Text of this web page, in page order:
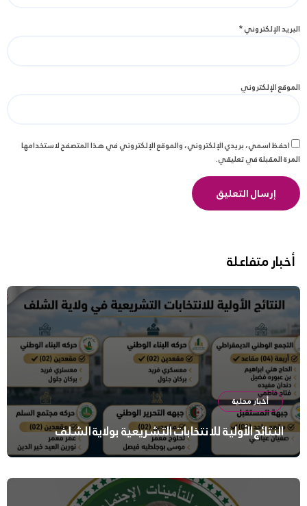
البريد الإلكتروني*
الموقع الإلكتروني
احفظ اسمي، بريدي الإلكتروني، والموقع الإلكتروني في هذا المتصفح لاستخدامها
المرة المقبلة في تعليقي.
أخبار متفاعلة
أخبار محلية
النتائج الأولية للانتخابات التشريعية بولاية الشلف